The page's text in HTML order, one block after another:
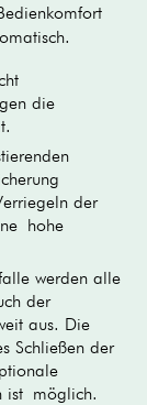
die
der
hohe
werden alle
der
aus. Die
Schließen der
ist möglich.